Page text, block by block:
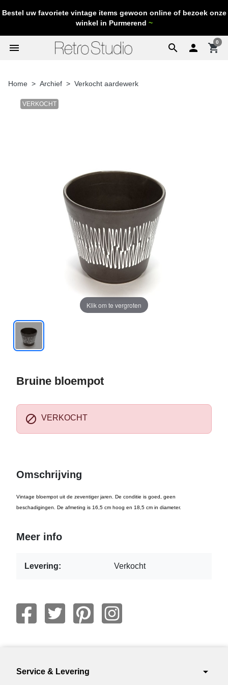
Bestel uw favoriete vintage items gewoon online of bezoek onze
winkel in Purmerend ~
search
menu  shopping_cart
0
Home Archief Verkocht aardewerk
VERKOCHT
Klik om te vergroten
Bruine bloempot
 VERKOCHT
Omschrijving
Vintage bloempot uit de zeventiger jaren. De conditie is goed, geen
beschadigingen. De afmeting is 16,5 cm hoog en 18,5 cm in diameter.
Meer info
Levering: Verkocht
Service & Levering arrow_drop_down